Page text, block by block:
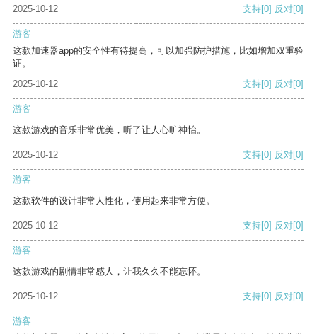
2025-10-12 支持[0] 反对[0]
游客
这款加速器app的安全性有待提高，可以加强防护措施，比如增加双重验
证。
2025-10-12
支持[0] 反对[0]
游客
这款游戏的音乐非常优美，听了让人心旷神怡。
2025-10-12 支持[0] 反对[0]
游客
这款软件的设计非常人性化，使用起来非常方便。
2025-10-12 支持[0] 反对[0]
游客
这款游戏的剧情非常感人，让我久久不能忘怀。
2025-10-12 支持[0] 反对[0]
游客